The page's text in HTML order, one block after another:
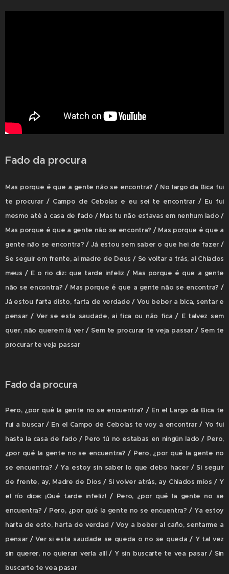
Fado da procura
Mas porque é que a gente não se encontra? / No largo da Bica fui
te procurar / Campo de Cebolas e eu sei te encontrar / Eu fui
mesmo até à casa de fado / Mas tu não estavas em nenhum lado /
Mas porque é que a gente não se encontra? / Mas porque é que a
gente não se encontra? / Já estou sem saber o que hei de fazer /
Se seguir em frente, ai madre de Deus / Se voltar a trás, ai Chiados
meus / E o rio diz: que tarde infeliz / Mas porque é que a gente
não se encontra? / Mas porque é que a gente não se encontra? /
Já estou farta disto, farta de verdade / Vou beber a bica, sentar e
pensar / Ver se esta saudade, ai fica ou não fica / E talvez sem
quer, não querem lá ver / Sem te procurar te veja passar / Sem te
procurar te veja passar
Fado da procura
Pero, ¿por qué la gente no se encuentra? / En el Largo da Bica te
fui a buscar / En el Campo de Cebolas te voy a encontrar / Yo fui
hasta la casa de fado / Pero tú no estabas en ningún lado / Pero,
¿por qué la gente no se encuentra? / Pero, ¿por qué la gente no
se encuentra? / Ya estoy sin saber lo que debo hacer / Si seguir
de frente, ay, Madre de Dios / Si volver atrás, ay Chiados míos / Y
el río dice: ¡Qué tarde infeliz! / Pero, ¿por qué la gente no se
encuentra? / Pero, ¿por qué la gente no se encuentra? / Ya estoy
harta de esto, harta de verdad / Voy a beber al caño, sentarme a
pensar / Ver si esta saudade se queda o no se queda / Y tal vez
sin querer, no quieran verla allí / Y sin buscarte te vea pasar / Sin
buscarte te vea pasar